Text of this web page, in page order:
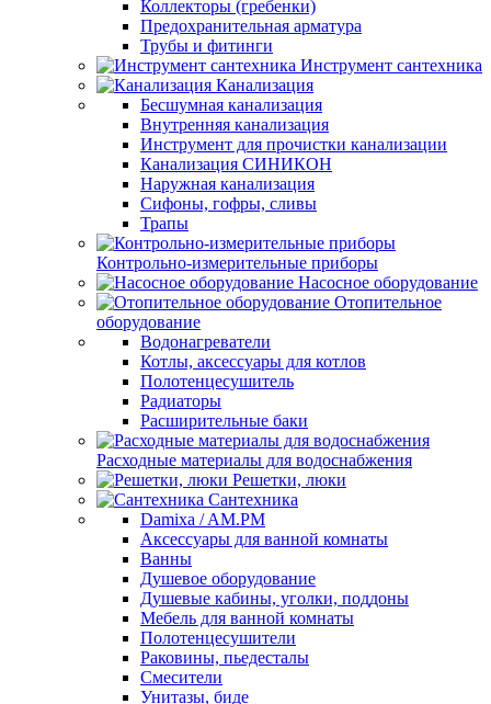
Коллекторы (гребенки)
Предохранительная арматура
Трубы и фитинги
Инструмент сантехника
Канализация
Бесшумная канализация
Внутренняя канализация
Инструмент для прочистки канализации
Канализация СИНИКОН
Наружная канализация
Сифоны, гофры, сливы
Трапы
Контрольно-измерительные приборы
Насосное оборудование
Отопительное
оборудование
Водонагреватели
Котлы, аксессуары для котлов
Полотенцесушитель
Радиаторы
Расширительные баки
Расходные материалы для водоснабжения
Решетки, люки
Сантехника
Damixa / AM.PM
Аксессуары для ванной комнаты
Ванны
Душевое оборудование
Душевые кабины, уголки, поддоны
Мебель для ванной комнаты
Полотенцесушители
Раковины, пьедесталы
Смесители
Унитазы, биде